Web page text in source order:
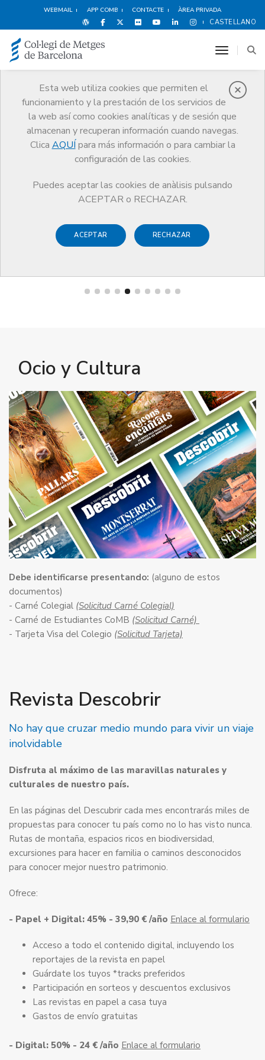
WEBMAIL APP COMB CONTACTE ÀREA PRIVADA
CASTELLANO
Esta web utiliza cookies que permiten el
funcionamiento y la prestación de los servicios de
la web así como cookies analíticas y de sesión que
almacenan y recuperan información cuando navegas.
Clica AQUÍ para más información o para cambiar la
configuración de las cookies.
Puedes aceptar las cookies de anàlisis pulsando
ACEPTAR o RECHAZAR.
ACEPTAR RECHAZAR
toggle
Avantatges i
descomptes
Serveis Altres serveis
Avantatges i descomptes
Revista Descobrir
Ocio y Cultura
Debe identificarse presentando: (alguno de estos
documentos)
- Carné Colegial (Solicitud Carné Colegial)
- Carné de Estudiantes CoMB (Solicitud Carné)
- Tarjeta Visa del Colegio (Solicitud Tarjeta)
Revista Descobrir
No hay que cruzar medio mundo para vivir un viaje
inolvidable
Disfruta al máximo de las maravillas naturales y
culturales de nuestro país.
En las páginas del Descubrir cada mes encontrarás miles de
propuestas para conocer tu país como no lo has visto nunca.
Rutas de montaña, espacios ricos en biodiversidad,
excursiones para hacer en familia o caminos desconocidos
para conocer mejor nuestro patrimonio.
Ofrece:
- Papel + Digital: 45% - 39,90 € /año Enlace al formulario
Acceso a todo el contenido digital, incluyendo los
reportajes de la revista en papel
Guárdate los tuyos *tracks preferidos
Participación en sorteos y descuentos exclusivos
Las revistas en papel a casa tuya
Gastos de envío gratuitas
- Digital: 50% - 24 € /año Enlace al formulario